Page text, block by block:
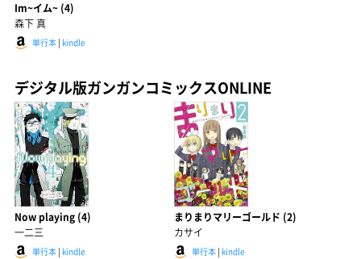
Im~イム~ (4)
森下 真
単行本 | kindle
デジタル版ガンガンコミックスONLINE
Now playing (4)
一二三
単行本 | kindle
まりまりマリーゴールド (2)
カサイ
単行本| kindle